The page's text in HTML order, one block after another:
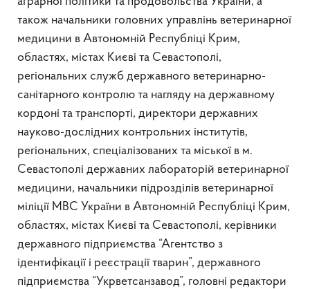
також начальники головних управлінь ветеринарної
медицини в Автономній Республіці Крим,
областях, містах Києві та Севастополі,
регіональних служб державного ветеринарно-
санітарного контролю та нагляду на державному
кордоні та транспорті, директори державних
науково-дослідних контрольних інститутів,
регіональних, спеціалізованих та міської в м.
Севастополі державних лабораторій ветеринарної
медицини, начальники підрозділів ветеринарної
міліції МВС України в Автономній Республіці Крим,
областях, містах Києві та Севастополі, керівники
державного підприємства “Агентство з
ідентифікації і реєстрації тварин”, державного
підприємства “Укрветсанзавод”, головні редактори